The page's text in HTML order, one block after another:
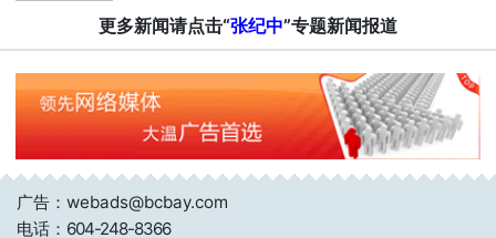
更多新闻请点击“张纪中”专题新闻报道
广告：webads@bcbay.com
电话： 604-248-8366